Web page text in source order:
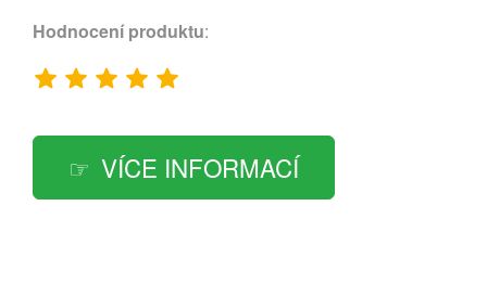
Hodnocení produktu:
VÍCE INFORMACÍ